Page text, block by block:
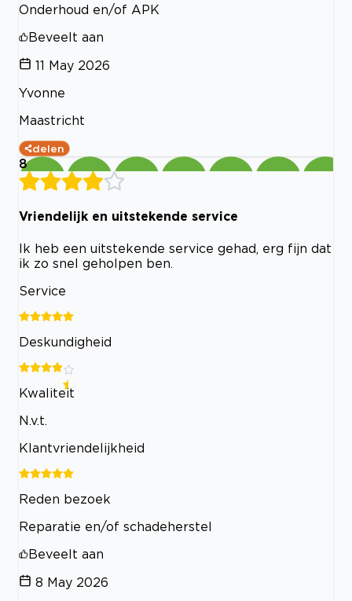
Onderhoud en/of APK
Beveelt aan
11 May 2026
Yvonne
Maastricht
delen
8
Vriendelijk en uitstekende service
Ik heb een uitstekende service gehad, erg fijn dat
ik zo snel geholpen ben.
Service
Deskundigheid
Kwaliteit
N.v.t.
Klantvriendelijkheid
Reden bezoek
Reparatie en/of schadeherstel
Beveelt aan
8 May 2026